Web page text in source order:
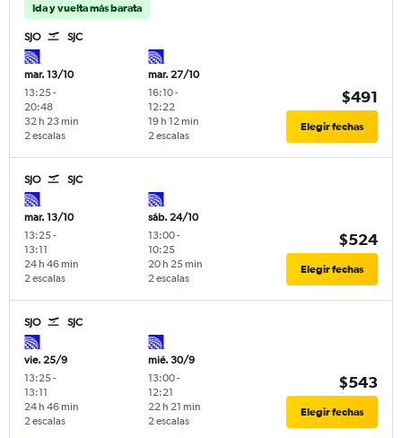
Ida y vuelta más barata
SJO SJC
mar. 13/10
13:25-
20:48
2 escalas
32 h 23 min
mar. 27/10
16:10-
12:22
2 escalas
19 h 12 min
$491
Elegir fechas
SJO SJC
mar. 13/10
13:25-
13:11
2 escalas
24 h 46 min
sáb. 24/10
13:00-
10:25
2 escalas
20 h 25 min
$524
Elegir fechas
SJO SJC
vie. 25/9
13:25-
13:11
2 escalas
24 h 46 min
mié. 30/9
13:00-
12:21
2 escalas
22 h 21 min
$543
Elegir fechas